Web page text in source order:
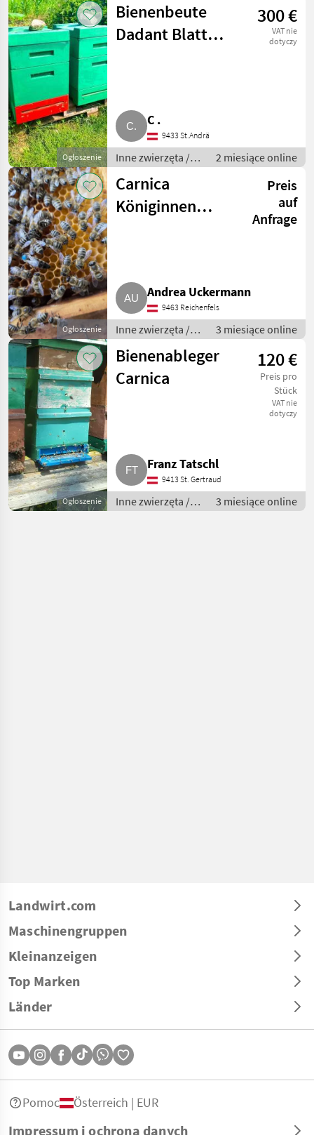
Ogłoszenie
Bienenbeute
Dadant Blatt
300 €
VAT nie
dotyczy
C .
9433 St.Andrä
Inne zwierzęta /
Pszczoły i
pszczelarstwo
2 miesiące online
Ogłoszenie
Carnica
Königinnen
Preis
auf
Anfrage
Andrea Uckermann
9463 Reichenfels
Inne zwierzęta /
Pszczoły i
pszczelarstwo
3 miesiące online
Ogłoszenie
Bienenableger
Carnica
120 €
Preis pro
Stück
VAT nie
dotyczy
Franz Tatschl
9413 St. Gertraud
Inne zwierzęta /
Pszczoły i
3 miesiące online
Landwirt.com
Maschinengruppen
Kleinanzeigen
Top Marken
Länder
Impressum i ochrona danych
Pomoc Österreich | EUR